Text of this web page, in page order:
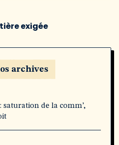
exigée
archives
de la comm’,